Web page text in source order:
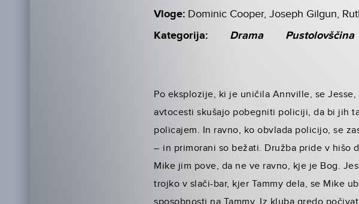
Vloge: Dominic Cooper, Joseph Gilgun,
Kategorija: Drama Pustolovščina
Po eksplozije, ki je uničila Annville, se
avtocesti skušajo pobegniti policiji, da bi jih
policajem. In ravno, ko obvlada policijo, se
– in primorani so bežati. Družba pride v hišo
Mike jim pove, da ne ve ravno, kje je Bog.
trojko v slači-bar, kjer Tammy dela, se Mike